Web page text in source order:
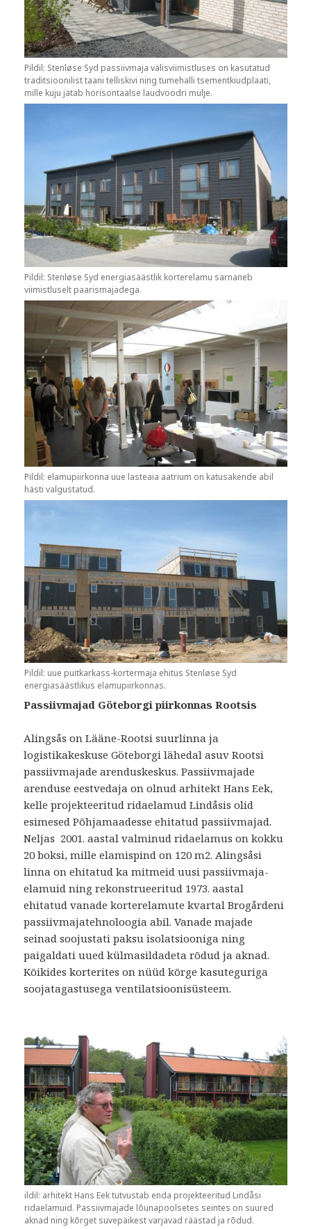
Pildil: Stenløse Syd passiivmaja välisviimistluses on kasutatud
traditsioonilist taani telliskivi ning tumehalli tsementkiudplaati,
mille kuju jätab horisontaalse laudvoodri mulje.
Pildil: Stenløse Syd energiasäästlik korterelamu sarnaneb
viimistluselt paarismajadega.
Pildil: elamupiirkonna uue lasteaia aatrium on katusakende abil
hästi valgustatud.
Pildil: uue puitkarkass-kortermaja ehitus Stenløse Syd
energiasäästlikus elamupiirkonnas.
Passiivmajad Göteborgi piirkonnas Rootsis
Alingsås on Lääne-Rootsi suurlinna ja
logistikakeskuse Göteborgi lähedal asuv Rootsi
passiivmajade arenduskeskus. Passiivmajade
arenduse eestvedaja on olnud arhitekt Hans Eek,
kelle projekteeritud ridaelamud Lindåsis olid
esimesed Põhjamaadesse ehitatud passiivmajad.
Neljas 2001. aastal valminud ridaelamus on kokku
20 boksi, mille elamispind on 120 m2. Alingsåsi
linna on ehitatud ka mitmeid uusi passiivmaja-
elamuid ning rekonstrueeritud 1973. aastal
ehitatud vanade korterelamute kvartal Brogårdeni
passiivmajatehnoloogia abil. Vanade majade
seinad soojustati paksu isolatsiooniga ning
paigaldati uued külmasildadeta rõdud ja aknad.
Kõikides korterites on nüüd kõrge kasuteguriga
soojatagastusega ventilatsioonisüsteem.
ildil: arhitekt Hans Eek tutvustab enda projekteeritud Lindåsi
ridaelamuid. Passiivmajade lõunapoolsetes seintes on suured
aknad ning kõrget suvepäikest varjavad räästad ja rõdud.